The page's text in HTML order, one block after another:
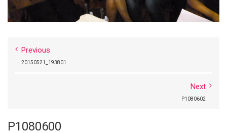
Previous
20150521_193801
Next
P1080602
P1080600